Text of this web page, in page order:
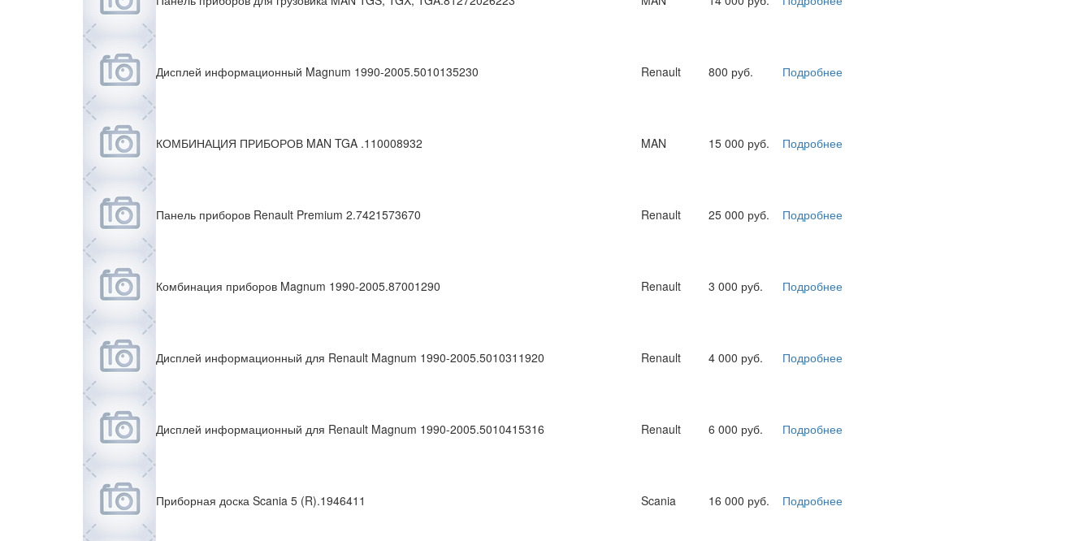
Дисплей информационный Magnum 1990-2005.5010135230 Renault 800 руб. Подробнее
КОМБИНАЦИЯ ПРИБОРОВ MAN TGA .110008932 MAN 15 000 руб. Подробнее
Панель приборов Renault Premium 2.7421573670 Renault 25 000 руб. Подробнее
Комбинация приборов Magnum 1990-2005.87001290 Renault 3 000 руб. Подробнее
Дисплей информационный для Renault Magnum 1990-2005.5010311920 Renault 4 000 руб. Подробнее
Дисплей информационный для Renault Magnum 1990-2005.5010415316 Renault 6 000 руб. Подробнее
Приборная доска Scania 5 (R).1946411 Scania 16 000 руб. Подробнее